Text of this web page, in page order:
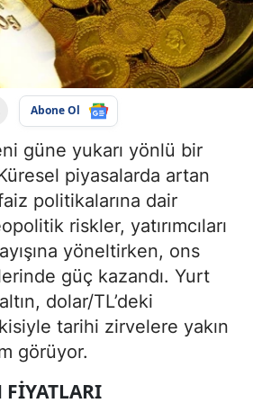
Abone Ol
güne yukarı yönlü bir
piyasalarda artan
politikalarına dair
riskler, yatırımcıları
yöneltirken, ons
güç kazandı. Yurt
dolar/TL’deki
tarihi zirvelere yakın
görüyor.
FIYATLARI